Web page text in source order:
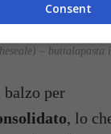
–
balzo per
, lo
Consent